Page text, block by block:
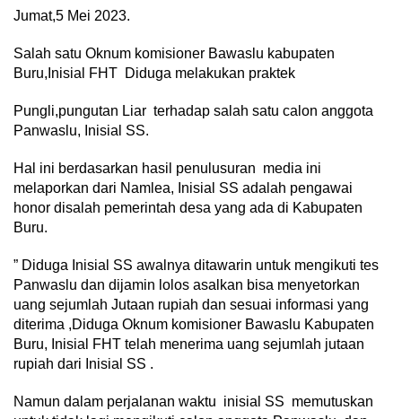
Jumat,5 Mei 2023.
Salah satu Oknum komisioner Bawaslu kabupaten
Buru,Inisial FHT Diduga melakukan praktek
Pungli,pungutan Liar terhadap salah satu calon anggota
Panwaslu, Inisial SS.
Hal ini berdasarkan hasil penulusuran media ini
melaporkan dari Namlea, Inisial SS adalah pengawai
honor disalah pemerintah desa yang ada di Kabupaten
Buru.
” Diduga Inisial SS awalnya ditawarin untuk mengikuti tes
Panwaslu dan dijamin lolos asalkan bisa menyetorkan
uang sejumlah Jutaan rupiah dan sesuai informasi yang
diterima ,Diduga Oknum komisioner Bawaslu Kabupaten
Buru, Inisial FHT telah menerima uang sejumlah jutaan
rupiah dari Inisial SS .
Namun dalam perjalanan waktu inisial SS memutuskan